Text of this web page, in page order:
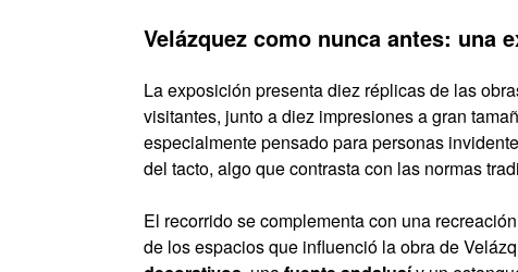
Velázquez como nunca antes: una
La exposición presenta diez réplicas de las
visitantes, junto a diez impresiones a gran
especialmente pensado para personas
del tacto, algo que contrasta con las normas
El recorrido se complementa con una
de los espacios que influenció la obra de